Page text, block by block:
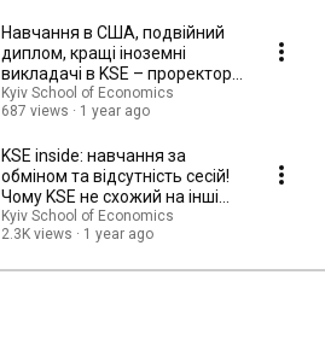
Навчання в США, подвійний
диплом, кращі іноземні
викладачі в KSE – проректор
Кириченко | KSE Inside
Kyiv School of Economics
687 views
1 year ago
KSE inside: навчання за
обміном та відсутність сесій!
Чому KSE не схожий на інші
ВИШІ?
Kyiv School of Economics
2.3K views
1 year ago